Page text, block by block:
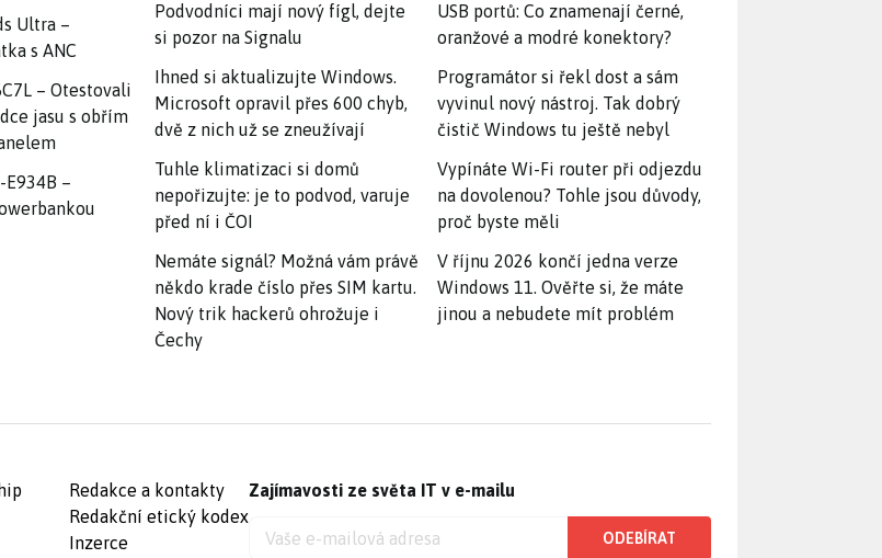
Ultra –
s ANC
– Otestovali
jasu s obřím
E934B –
Podvodníci mají nový fígl, dejte
si pozor na Signalu
Ihned si aktualizujte Windows.
Microsoft opravil přes 600 chyb,
dvě z nich už se zneužívají
Tuhle klimatizaci si domů
nepořizujte: je to podvod, varuje
před ní i ČOI
Nemáte signál? Možná vám právě
někdo krade číslo přes SIM kartu.
Nový trik hackerů ohrožuje i
Čechy
USB portů: Co znamenají černé,
oranžové a modré konektory?
Programátor si řekl dost a sám
vyvinul nový nástroj. Tak dobrý
čistič Windows tu ještě nebyl
Vypínáte Wi-Fi router při odjezdu
na dovolenou? Tohle jsou důvody,
proč byste měli
V říjnu 2026 končí jedna verze
Windows 11. Ověřte si, že máte
jinou a nebudete mít problém
Redakce a kontakty
Redakční etický kodex
Inzerce
Zajímavosti ze světa IT v e-mailu
ODEBÍRAT